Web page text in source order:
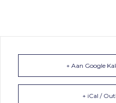
+ Aan Google
+ iCal /